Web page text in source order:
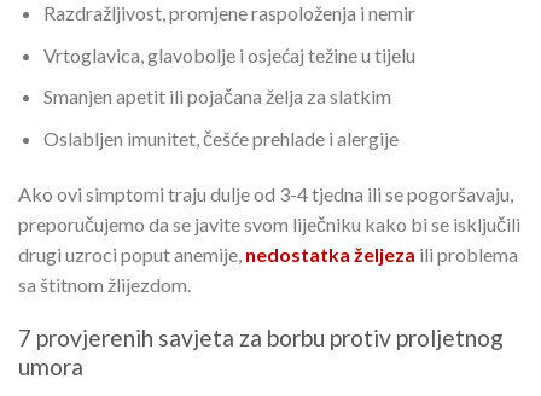
Razdražljivost, promjene raspoloženja i nemir
Vrtoglavica, glavobolje i osjećaj težine u tijelu
Smanjen apetit ili pojačana želja za slatkim
Oslabljen imunitet, češće prehlade i alergije
Ako ovi simptomi traju dulje od 3-4 tjedna ili se pogoršavaju,
preporučujemo da se javite svom liječniku kako bi se isključili
drugi uzroci poput anemije, nedostatka željeza ili problema
sa štitnom žlijezdom.
7 provjerenih savjeta za borbu protiv proljetnog
umora